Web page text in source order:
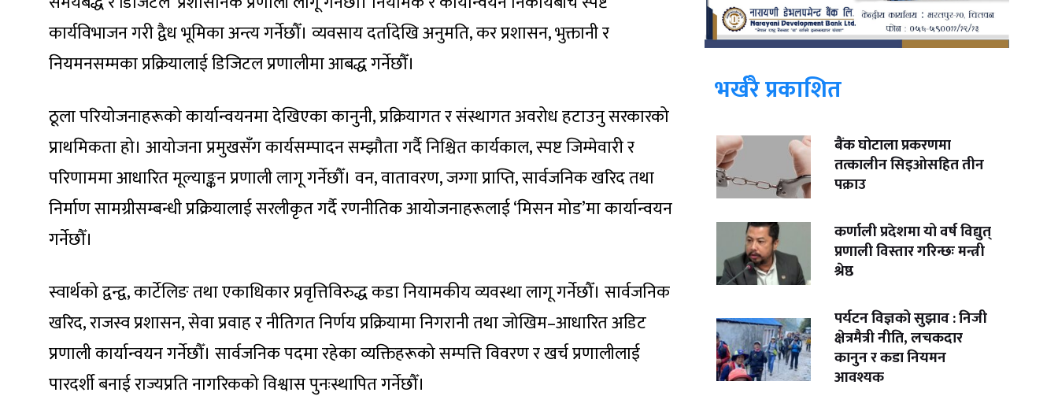
कार्यविभाजन गरी द्वैध भूमिका अन्त्य गर्नेछौँ। व्यवसाय दर्तादेखि अनुमति, कर प्रशासन, भुक्तानी र
नियमनसम्मका प्रक्रियालाई डिजिटल प्रणालीमा आबद्ध गर्नेछौँ।
ठूला परियोजनाहरूको कार्यान्वयनमा देखिएका कानुनी, प्रक्रियागत र संस्थागत अवरोध हटाउनु सरकारको
प्राथमिकता हो। आयोजना प्रमुखसँग कार्यसम्पादन सम्झौता गर्दै निश्चित कार्यकाल, स्पष्ट जिम्मेवारी र
परिणाममा आधारित मूल्याङ्कन प्रणाली लागू गर्नेछौँ। वन, वातावरण, जग्गा प्राप्ति, सार्वजनिक खरिद तथा
निर्माण सामग्रीसम्बन्धी प्रक्रियालाई सरलीकृत गर्दै रणनीतिक आयोजनाहरूलाई ‘मिसन मोड’मा कार्यान्वयन
गर्नेछौँ।
स्वार्थको द्वन्द्व, कार्टेलिङ तथा एकाधिकार प्रवृत्तिविरुद्ध कडा नियामकीय व्यवस्था लागू गर्नेछौँ। सार्वजनिक
खरिद, राजस्व प्रशासन, सेवा प्रवाह र नीतिगत निर्णय प्रक्रियामा निगरानी तथा जोखिम–आधारित अडिट
प्रणाली कार्यान्वयन गर्नेछौँ। सार्वजनिक पदमा रहेका व्यक्तिहरूको सम्पत्ति विवरण र खर्च प्रणालीलाई
पारदर्शी बनाई राज्यप्रति नागरिकको विश्वास पुनःस्थापित गर्नेछौँ।
भर्खरै प्रकाशित
बैंक घोटाला प्रकरणमा
तत्कालीन सिइओसहित तीन
पक्राउ
कर्णाली प्रदेशमा यो वर्ष विद्युत्
प्रणाली विस्तार गरिन्छः मन्त्री
श्रेष्ठ
पर्यटन विज्ञको सुझाव : निजी
क्षेत्रमैत्री नीति, लचकदार
कानुन र कडा नियमन
आवश्यक